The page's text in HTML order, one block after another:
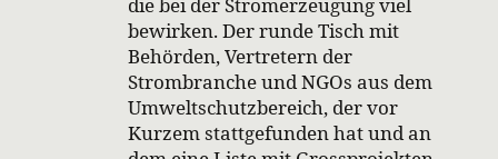
bewirken. Der runde Tisch mit
Behörden, Vertretern der
Strombranche und NGOs aus dem
Umweltschutzbereich, der vor
Kurzem stattgefunden hat und an